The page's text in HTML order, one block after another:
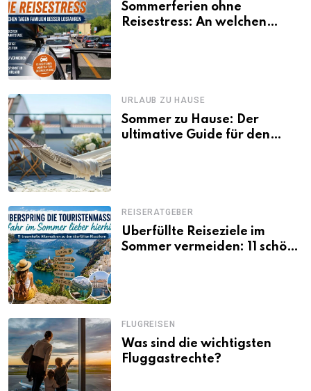
Sommerferien ohne
Reisestress: An welchen
URLAUB ZU HAUSE
Sommer zu Hause: Der
ultimative Guide für den
REISERATGEBER
Überfüllte Reiseziele im
Sommer vermeiden: 11 schöne
FLUGREISEN
Was sind die wichtigsten
Fluggastrechte?